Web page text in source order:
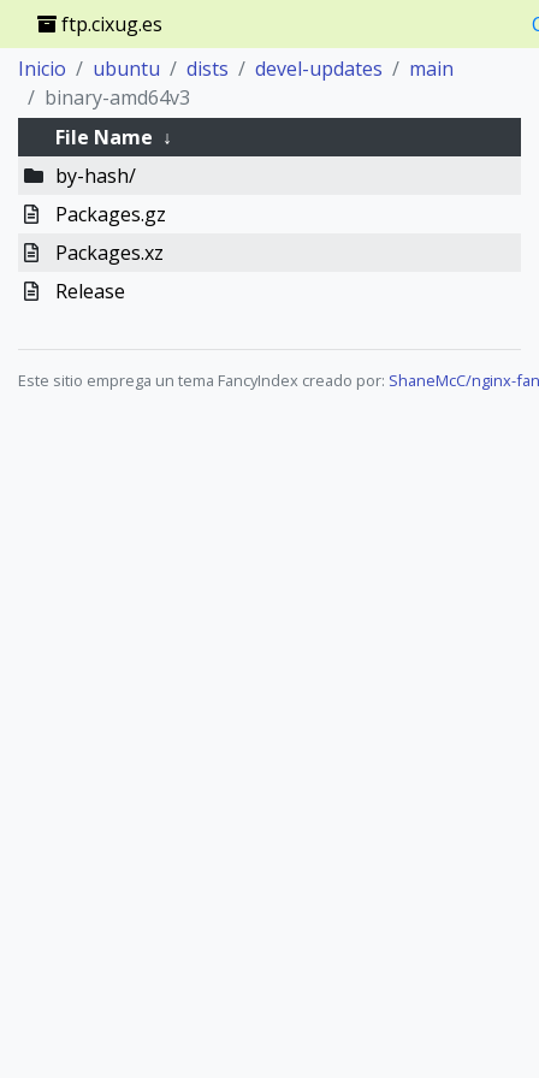
ftp.cixug.es
Inicio
ubuntu dists devel-updates
main
binary-amd64v3
File Name ↓
by-hash/
Packages.gz
Packages.xz
Release
Este sitio emprega un tema FancyIndex creado por: ShaneMcC/nginx-